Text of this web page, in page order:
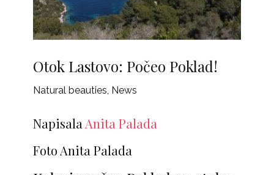
Otok Lastovo: Počeo Poklad!
Natural beauties, News
Napisala Anita Palada
Foto Anita Palada